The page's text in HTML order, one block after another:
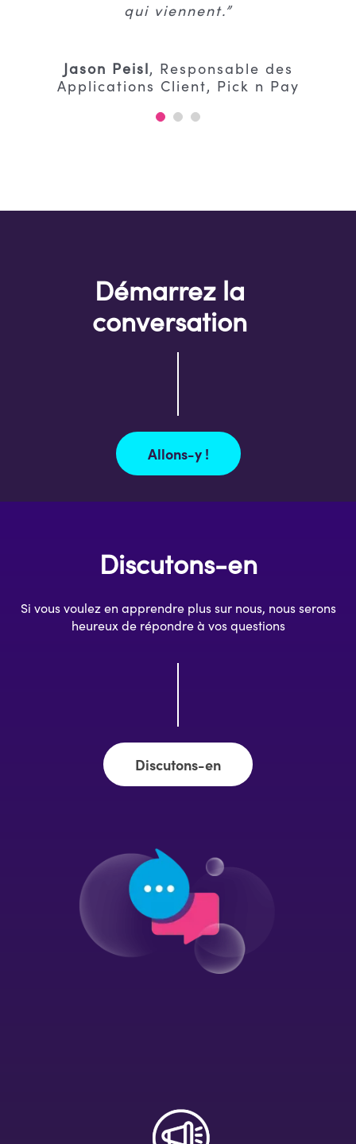
qui viennent.”
Jason Peisl, Responsable des
Applications Client, Pick n Pay
prix cohérente. Nous n’aurions
compétences de Flooid.”
Matt Clifton
Responsable de
Démarrez la
conversation
Allons-y !
Discutons-en
Si vous voulez en apprendre plus sur nous, nous serons
heureux de répondre à vos questions
Discutons-en